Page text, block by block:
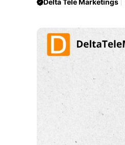
Delta Tele Marketings